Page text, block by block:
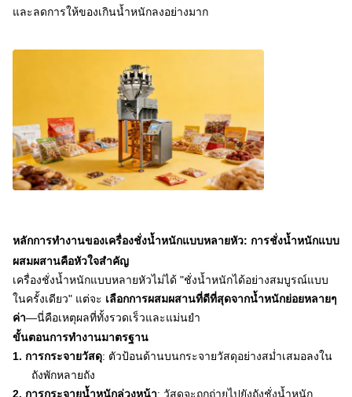
และลดการให้ของเกินน้ำหนักลงอย่างมาก
หลักการทำงานของเครื่องชั่งน้ำหนักแบบหลายหัว: การชั่งน้ำหนักแบบ
ผสมผสานคือหัวใจสำคัญ
เครื่องชั่งน้ำหนักแบบหลายหัวไม่ได้ "ชั่งน้ำหนักได้อย่างสมบูรณ์แบบ
ในครั้งเดียว" แต่จะ เลือกการผสมผสานที่ดีที่สุดจากน้ำหนักย่อยหลายๆ
ค่า—นี่คือเหตุผลที่ทั้งรวดเร็วและแม่นยำ
ขั้นตอนการทำงานมาตรฐาน
1. การกระจายวัสดุ: ตัวป้อนด้านบนกระจายวัสดุอย่างสม่ำเสมอลงใน
ถังพักหลายถัง
2. การกระจายน้ำหนักล่วงหน้า: วัสดุจะถูกถ่ายไปยังถังชั่งน้ำหนัก